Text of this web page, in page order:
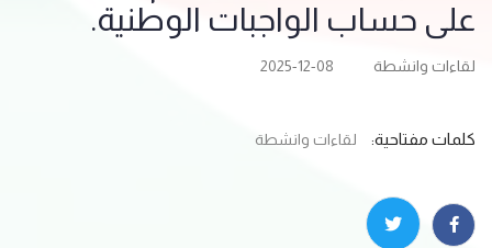
على حساب الواجبات الوطنية.
لقاءات وانشطة 2025-12-08
كلمات مفتاحية: لقاءات وانشطة